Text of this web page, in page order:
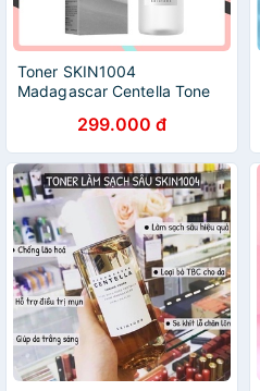
Toner SKIN1004
Madagascar Centella Tone
299.000 đ